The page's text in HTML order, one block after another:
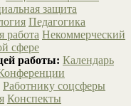
защита
Педагогика
работа Некоммерческий
сфере
работы: Календарь
Работнику соцсферы
Конспекты